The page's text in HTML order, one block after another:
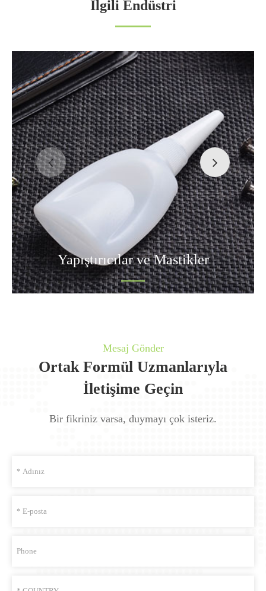
İlgili Endüstri
Yapıştırıcılar ve Mastikler
Mesaj Gönder
Ortak Formül Uzmanlarıyla
İletişime Geçin
Bir fikriniz varsa, duymayı çok isteriz.